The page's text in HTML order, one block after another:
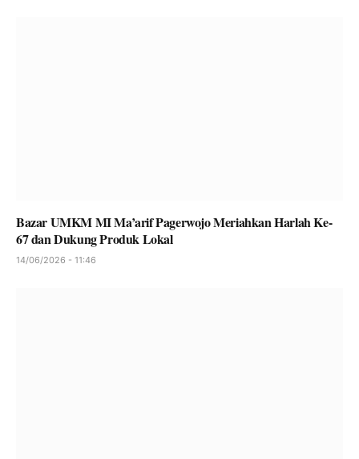
Bazar UMKM MI Ma’arif Pagerwojo Meriahkan Harlah Ke-
67 dan Dukung Produk Lokal
14/06/2026 - 11:46